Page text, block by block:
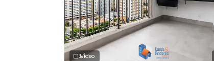
Vídeo